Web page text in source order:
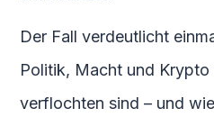
Der Fall verdeutlicht
Politik, Macht und Krypto
verflochten sind – und